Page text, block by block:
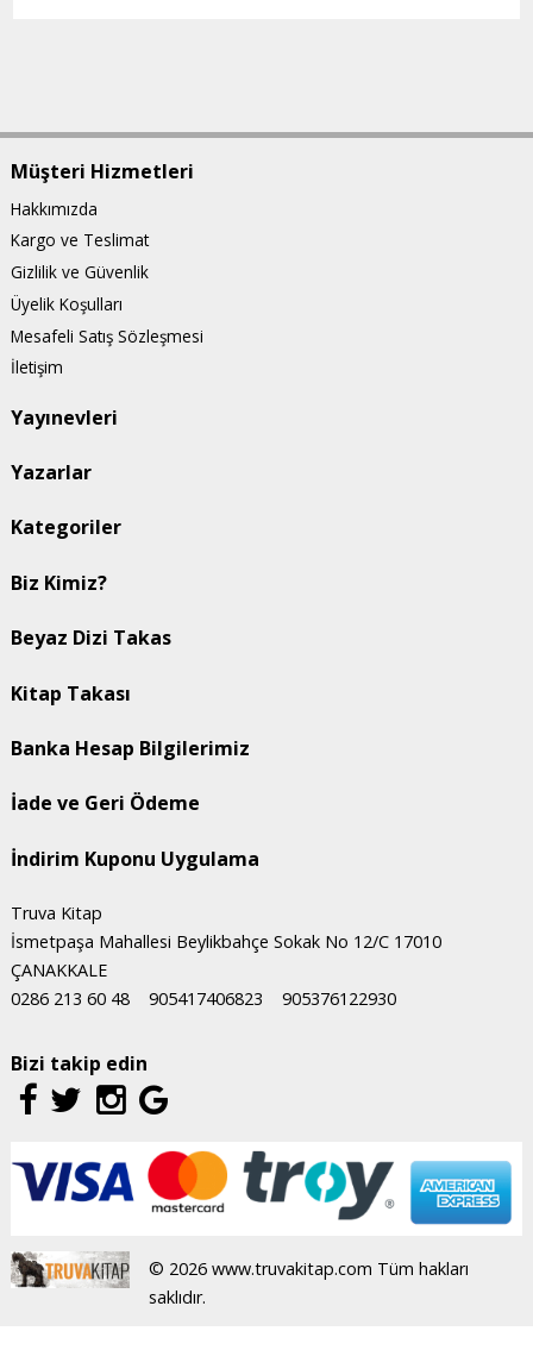
Müşteri Hizmetleri
Hakkımızda
Kargo ve Teslimat
Gizlilik ve Güvenlik
Üyelik Koşulları
Mesafeli Satış Sözleşmesi
İletişim
Yayınevleri
Yazarlar
Kategoriler
Biz Kimiz?
Beyaz Dizi Takas
Kitap Takası
Banka Hesap Bilgilerimiz
İade ve Geri Ödeme
İndirim Kuponu Uygulama
Truva Kitap
İsmetpaşa Mahallesi Beylikbahçe Sokak No 12/C 17010
ÇANAKKALE
0286 213 60 48
905417406823 905376122930
Bizi takip edin
© 2026 www.truvakitap.com Tüm hakları
saklıdır.